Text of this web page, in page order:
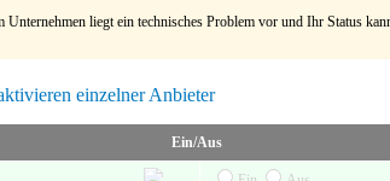
Unternehmen liegt ein technisches Problem vor und Ihr Status